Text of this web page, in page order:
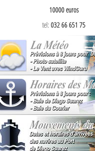
10000 euros
tel: 032 66 651 75